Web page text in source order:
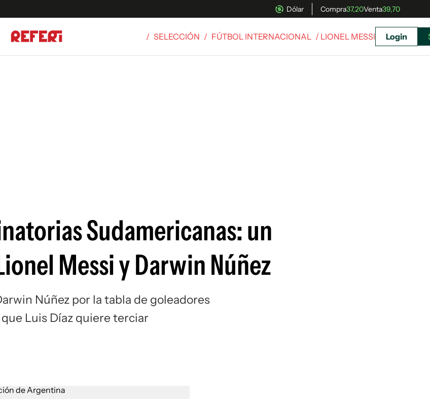
Dólar Compra37,20Venta39,70
Siguenos en:
/ SELECCIÓN / FÚTBOL INTERNACIONAL / LIONEL MESSI Login
Sudamericanas: un
Messi y Darwin Núñez
Núñez por la tabla de goleadores
Luis Díaz quiere terciar